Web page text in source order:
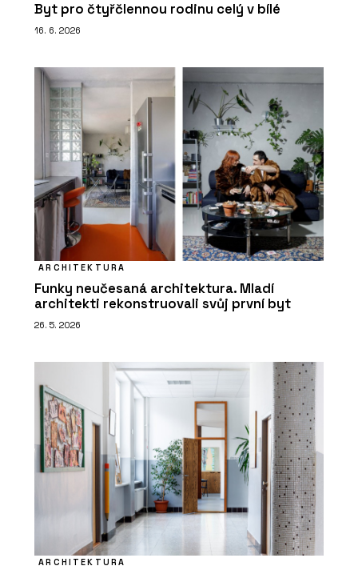
Byt pro čtyřčlennou rodinu celý v bílé
16. 6. 2026
ARCHITEKTURA
Funky neučesaná architektura. Mladí
architekti rekonstruovali svůj první byt
26. 5. 2026
ARCHITEKTURA